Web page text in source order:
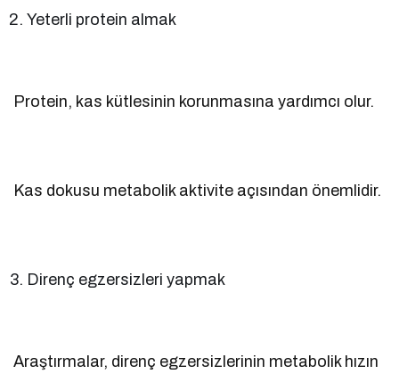
Yeterli protein almak
Protein, kas kütlesinin korunmasına yardımcı olur.
Kas dokusu metabolik aktivite açısından önemlidir.
Direnç egzersizleri yapmak
Araştırmalar, direnç egzersizlerinin metabolik hızın